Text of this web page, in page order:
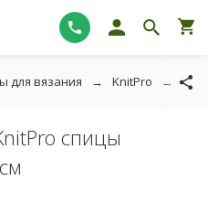
для вязания KnitPro
спицы